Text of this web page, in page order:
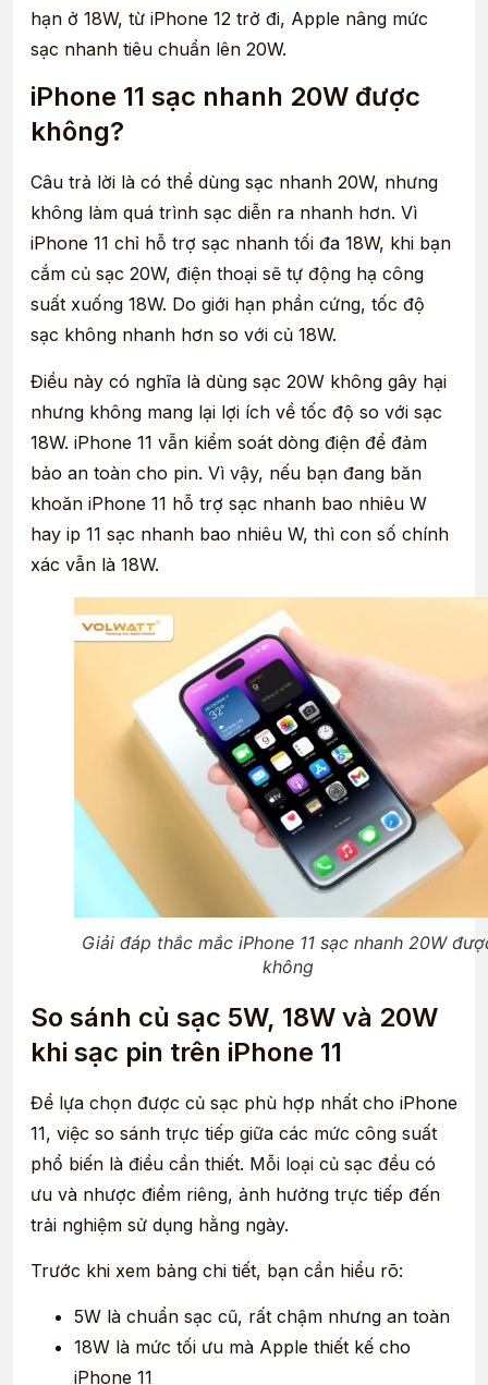
hạn ở 18W, từ iPhone 12 trở đi, Apple nâng mức
sạc nhanh tiêu chuẩn lên 20W.
iPhone 11 sạc nhanh 20W được
không?
Câu trả lời là có thể dùng sạc nhanh 20W, nhưng
không làm quá trình sạc diễn ra nhanh hơn. Vì
iPhone 11 chỉ hỗ trợ sạc nhanh tối đa 18W, khi bạn
cắm củ sạc 20W, điện thoại sẽ tự động hạ công
suất xuống 18W. Do giới hạn phần cứng, tốc độ
sạc không nhanh hơn so với củ 18W.
Điều này có nghĩa là dùng sạc 20W không gây hại
nhưng không mang lại lợi ích về tốc độ so với sạc
18W. iPhone 11 vẫn kiểm soát dòng điện để đảm
bảo an toàn cho pin. Vì vậy, nếu bạn đang băn
khoăn iPhone 11 hỗ trợ sạc nhanh bao nhiêu W
hay ip 11 sạc nhanh bao nhiêu W, thì con số chính
xác vẫn là 18W.
Giải đáp thắc mắc iPhone 11 sạc nhanh 20W
không
So sánh củ sạc 5W, 18W và 20W
khi sạc pin trên iPhone 11
Để lựa chọn được củ sạc phù hợp nhất cho iPhone
11, việc so sánh trực tiếp giữa các mức công suất
phổ biến là điều cần thiết. Mỗi loại củ sạc đều có
ưu và nhược điểm riêng, ảnh hưởng trực tiếp đến
trải nghiệm sử dụng hằng ngày.
Trước khi xem bảng chi tiết, bạn cần hiểu rõ:
5W là chuẩn sạc cũ, rất chậm nhưng an toàn
18W là mức tối ưu mà Apple thiết kế cho
iPhone 11